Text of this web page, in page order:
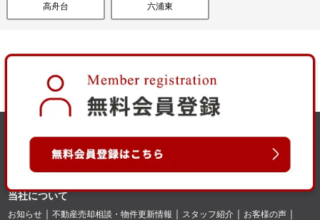
高舟台 六浦東
当社について
お知らせ 不動産売却相談・物件更新情報 スタッフ紹介
お客様の声